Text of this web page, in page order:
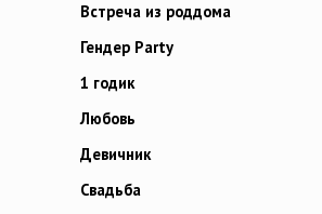
Встреча из роддома
Гендер Party
1 годик
Любовь
Девичник
Свадьба